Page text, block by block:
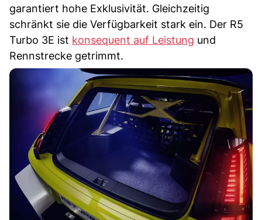
garantiert hohe Exklusivität. Gleichzeitig
schränkt sie die Verfügbarkeit stark ein. Der R5
Turbo 3E ist konsequent auf Leistung und
Rennstrecke getrimmt.